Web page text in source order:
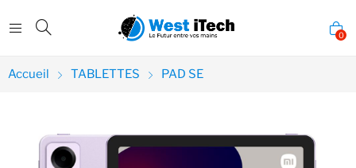
0
Accueil TABLETTES PAD SE